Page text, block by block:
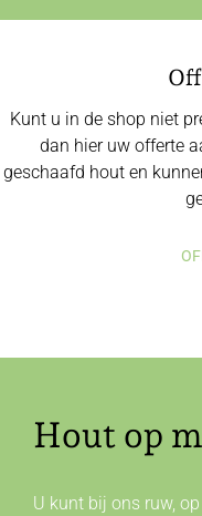
Kunt u in de shop niet
dan hier uw offerte
geschaafd hout en
Hout op
U kunt bij ons ruw,